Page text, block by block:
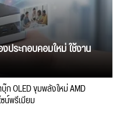
ระกอบคอมใหม่ ใช้งาน
ก OLED ขุมพลังใหม่ AMD
น์พรีเมียม